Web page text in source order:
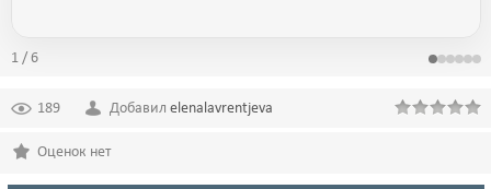
1 / 6
189 Добавил elenalavrentjeva
Оценок нет